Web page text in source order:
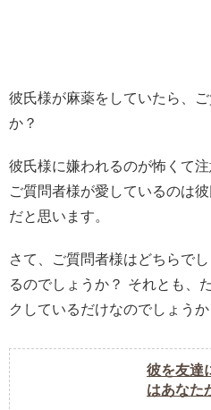
彼氏様が麻薬をしていたら、
か？
彼氏様に嫌われるのが怖くて
ご質問者様が愛しているのは
だと思います。
さて、ご質問者様はどちらで
るのでしょうか？ それとも、
クしているだけなのでしょうか
彼を友達
はあなた